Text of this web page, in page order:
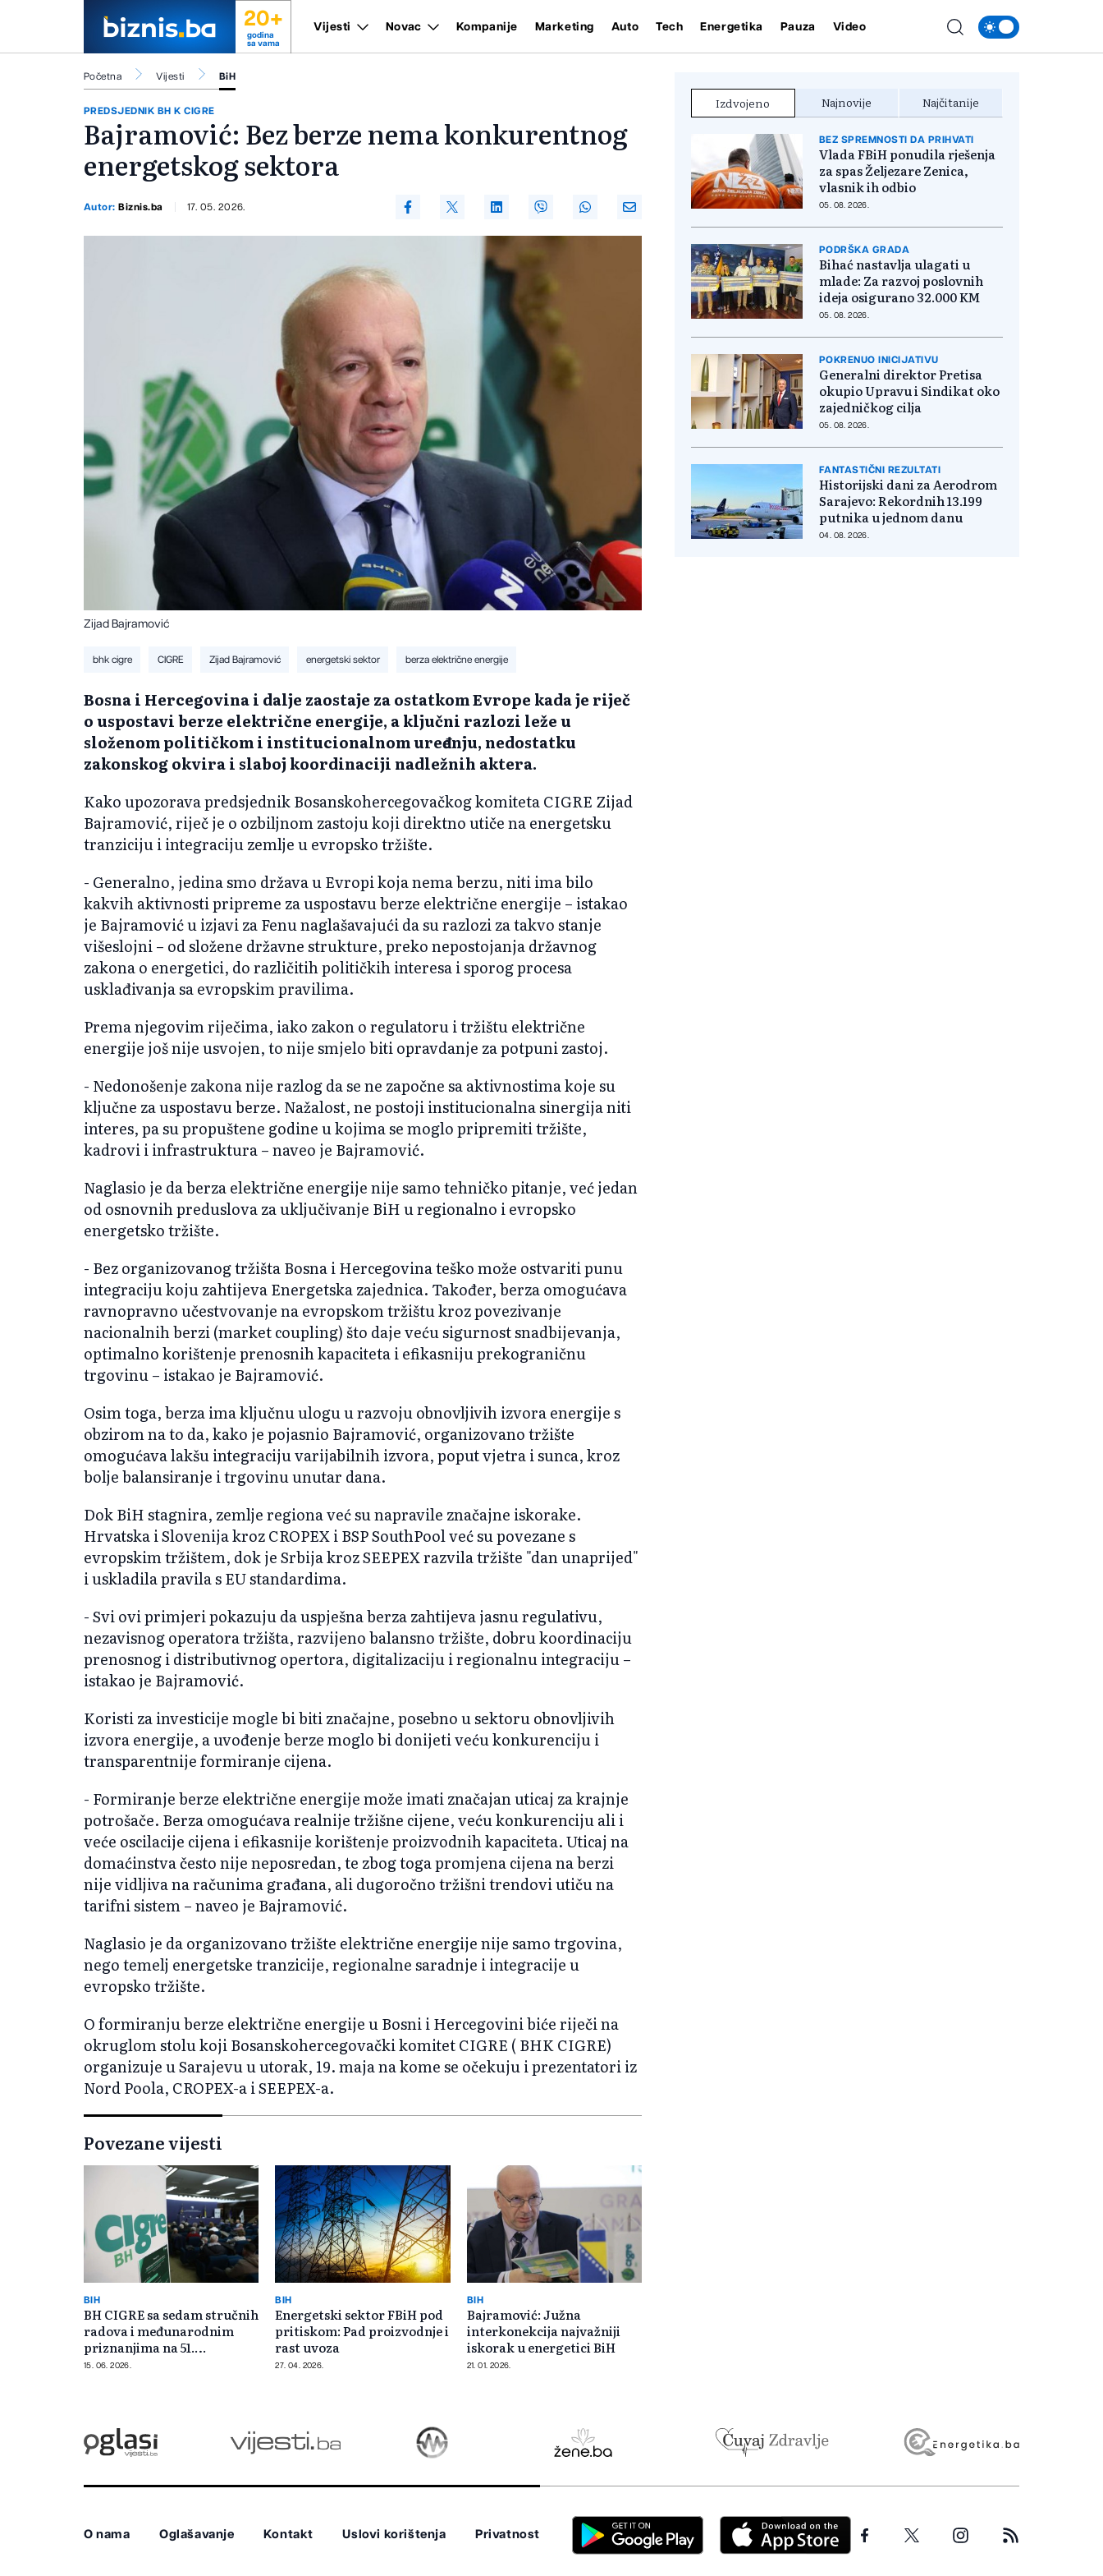
20+
godina
sa vama
Vijesti Novac Kompanije Marketing Auto Tech Energetika Pauza Video
Početna Vijesti BiH
PREDSJEDNIK BH K CIGRE
Bajramović: Bez berze nema konkurentnog
energetskog sektora
Autor:Biznis.ba 17. 05. 2026.
Zijad Bajramović
bhk cigre CIGRE Zijad Bajramović energetski sektor berza električne energije
Bosna i Hercegovina i dalje zaostaje za ostatkom Evrope kada je riječ
o uspostavi berze električne energije, a ključni razlozi leže u
složenom političkom i institucionalnom uređenju, nedostatku
zakonskog okvira i slaboj koordinaciji nadležnih aktera.
Kako upozorava predsjednik Bosanskohercegovačkog komiteta CIGRE Zijad
Bajramović, riječ je o ozbiljnom zastoju koji direktno utiče na energetsku
tranziciju i integraciju zemlje u evropsko tržište.
- Generalno, jedina smo država u Evropi koja nema berzu, niti ima bilo
kakvih aktivnosti pripreme za uspostavu berze električne energije – istakao
je Bajramović u izjavi za Fenu naglašavajući da su razlozi za takvo stanje
višeslojni – od složene državne strukture, preko nepostojanja državnog
zakona o energetici, do različitih političkih interesa i sporog procesa
usklađivanja sa evropskim pravilima.
Prema njegovim riječima, iako zakon o regulatoru i tržištu električne
energije još nije usvojen, to nije smjelo biti opravdanje za potpuni zastoj.
- Nedonošenje zakona nije razlog da se ne započne sa aktivnostima koje su
ključne za uspostavu berze. Nažalost, ne postoji institucionalna sinergija niti
interes, pa su propuštene godine u kojima se moglo pripremiti tržište,
kadrovi i infrastruktura – naveo je Bajramović.
Naglasio je da berza električne energije nije samo tehničko pitanje, već jedan
od osnovnih preduslova za uključivanje BiH u regionalno i evropsko
energetsko tržište.
- Bez organizovanog tržišta Bosna i Hercegovina teško može ostvariti punu
integraciju koju zahtijeva Energetska zajednica. Također, berza omogućava
ravnopravno učestvovanje na evropskom tržištu kroz povezivanje
nacionalnih berzi (market coupling) što daje veću sigurnost snadbijevanja,
optimalno korištenje prenosnih kapaciteta i efikasniju prekograničnu
trgovinu – istakao je Bajramović.
Osim toga, berza ima ključnu ulogu u razvoju obnovljivih izvora energije s
obzirom na to da, kako je pojasnio Bajramović, organizovano tržište
omogućava lakšu integraciju varijabilnih izvora, poput vjetra i sunca, kroz
bolje balansiranje i trgovinu unutar dana.
Dok BiH stagnira, zemlje regiona već su napravile značajne iskorake.
Hrvatska i Slovenija kroz CROPEX i BSP SouthPool već su povezane s
evropskim tržištem, dok je Srbija kroz SEEPEX razvila tržište "dan unaprijed"
i uskladila pravila s EU standardima.
- Svi ovi primjeri pokazuju da uspješna berza zahtijeva jasnu regulativu,
nezavisnog operatora tržišta, razvijeno balansno tržište, dobru koordinaciju
prenosnog i distributivnog opertora, digitalizaciju i regionalnu integraciju –
istakao je Bajramović.
Koristi za investicije mogle bi biti značajne, posebno u sektoru obnovljivih
izvora energije, a uvođenje berze moglo bi donijeti veću konkurenciju i
transparentnije formiranje cijena.
- Formiranje berze električne energije može imati značajan uticaj za krajnje
potrošače. Berza omogućava realnije tržišne cijene, veću konkurenciju ali i
veće oscilacije cijena i efikasnije korištenje proizvodnih kapaciteta. Uticaj na
domaćinstva često nije neposredan, te zbog toga promjena cijena na berzi
nije vidljiva na računima građana, ali dugoročno tržišni trendovi utiču na
tarifni sistem – naveo je Bajramović.
Naglasio je da organizovano tržište električne energije nije samo trgovina,
nego temelj energetske tranzicije, regionalne saradnje i integracije u
evropsko tržište.
O formiranju berze električne energije u Bosni i Hercegovini biće riječi na
okruglom stolu koji Bosanskohercegovački komitet CIGRE ( BHK CIGRE)
organizuje u Sarajevu u utorak, 19. maja na kome se očekuju i prezentatori iz
Nord Poola, CROPEX-a i SEEPEX-a.
Povezane vijesti
BIH
BH CIGRE sa sedam stručnih
radova i međunarodnim
priznanjima na 51.
zasjedanju CIGRE u Parizu
15. 06. 2026.
BIH
Energetski sektor FBiH pod
pritiskom: Pad proizvodnje i
rast uvoza
27. 04. 2026.
BIH
Bajramović: Južna
interkonekcija najvažniji
iskorak u energetici BiH
21. 01. 2026.
Izdvojeno Najnovije Najčitanije
BEZ SPREMNOSTI DA PRIHVATI
Vlada FBiH ponudila rješenja
za spas Željezare Zenica,
vlasnik ih odbio
05. 08. 2026.
PODRŠKA GRADA
Bihać nastavlja ulagati u
mlade: Za razvoj poslovnih
ideja osigurano 32.000 KM
05. 08. 2026.
POKRENUO INICIJATIVU
Generalni direktor Pretisa
okupio Upravu i Sindikat oko
zajedničkog cilja
05. 08. 2026.
FANTASTIČNI REZULTATI
Historijski dani za Aerodrom
Sarajevo: Rekordnih 13.199
putnika u jednom danu
04. 08. 2026.
O nama Oglašavanje Kontakt Uslovi korištenja Privatnost